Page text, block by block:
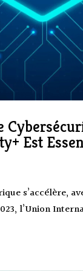
Est
s’accélère,
l’Union